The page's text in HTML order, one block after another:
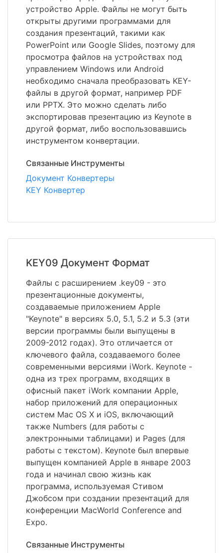
устройство Apple. Файлы не могут быть
открыты другими программами для
создания презентаций, такими как
PowerPoint или Google Slides, поэтому для
просмотра файлов на устройствах под
управлением Windows или Android
необходимо сначала преобразовать KEY-
файлы в другой формат, например PDF
или PPTX. Это можно сделать либо
экспортировав презентацию из Keynote в
другой формат, либо воспользовавшись
инструментом конвертации.
Связанные Инструменты
Документ Конвертеры
KEY Конвертер
KEY09 Документ Формат
Файлы с расширением .key09 - это
презентационные документы,
создаваемые приложением Apple
"Keynote" в версиях 5.0, 5.1, 5.2 и 5.3 (эти
версии программы были выпущены в
2009-2012 годах). Это отличается от
ключевого файла, создаваемого более
современными версиями iWork. Keynote -
одна из трех программ, входящих в
офисный пакет iWork компании Apple,
набор приложений для операционных
систем Mac OS X и iOS, включающий
также Numbers (для работы с
электронными таблицами) и Pages (для
работы с текстом). Keynote был впервые
выпущен компанией Apple в январе 2003
года и начинал свою жизнь как
программа, используемая Стивом
Джобсом при создании презентаций для
конференции MacWorld Conference and
Expo.
Связанные Инструменты